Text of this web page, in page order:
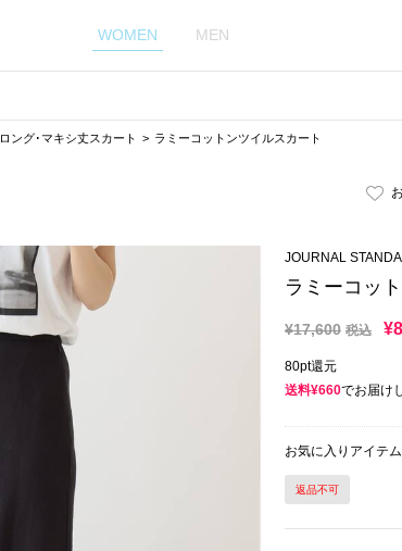
WOMEN MEN
ロング･マキシ丈スカート ラミーコットンツイルスカート
JOURNAL
ラミーコッ
¥17,600 税込 ¥
80pt還元
送料¥660でお届け
お気に入りアイテ
返品不可